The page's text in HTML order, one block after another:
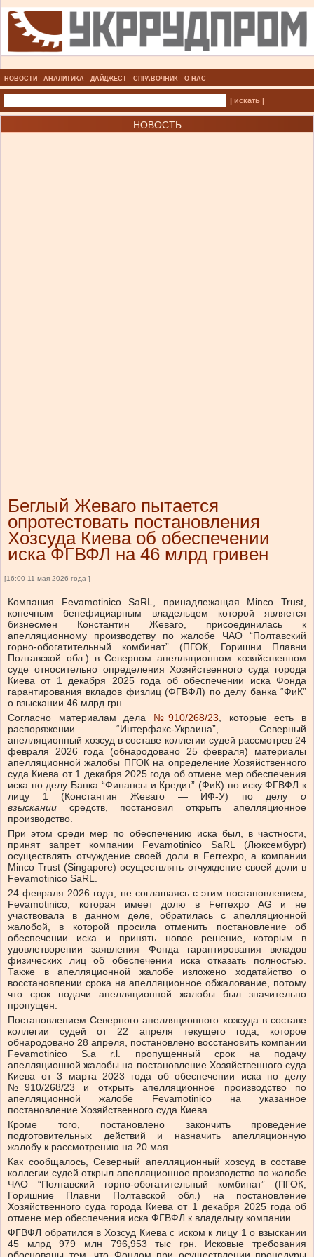
НОВОСТИ АНАЛИТИКА ДАЙДЖЕСТ СПРАВОЧНИК О НАС
| искать |
НОВОСТЬ
Беглый Жеваго пытается
опротестовать постановления
Хозсуда Киева об обеспечении
иска ФГВФЛ на 46 млрд гривен
[16:00 11 мая 2026 года ]
Компания Fevamotinico SaRL, принадлежащая Minco Trust,
конечным бенефициарным владельцем которой является
бизнесмен Константин Жеваго, присоединилась к
апелляционному производству по жалобе ЧАО “Полтавский
горно-обогатительный комбинат” (ПГОК, Горишни Плавни
Полтавской обл.) в Северном апелляционном хозяйственном
суде относительно определения Хозяйственного суда города
Киева от 1 декабря 2025 года об обеспечении иска Фонда
гарантирования вкладов физлиц (ФГВФЛ) по делу банка “ФиК”
о взыскании 46 млрд грн.
Согласно материалам дела №910/268/23, которые есть в
распоряжении “Интерфакс-Украина”, Северный
апелляционный хозсуд в составе коллегии судей рассмотрев 24
февраля 2026 года (обнародовано 25 февраля) материалы
апелляционной жалобы ПГОК на определение Хозяйственного
суда Киева от 1 декабря 2025 года об отмене мер обеспечения
иска по делу Банка “Финансы и Кредит” (ФиК) по иску ФГВФЛ к
лицу 1 (Константин Жеваго — ИФ-У) по делу о
взыскании средств, постановил открыть апелляционное
производство.
При этом среди мер по обеспечению иска был, в частности,
принят запрет компании Fevamotinico SaRL (Люксембург)
осуществлять отчуждение своей доли в Ferrexpo, а компании
Minco Trust (Singapore) осуществлять отчуждение своей доли в
Fevamotinico SaRL.
24 февраля 2026 года, не соглашаясь с этим постановлением,
Fevamotinico, которая имеет долю в Ferrexpo AG и не
участвовала в данном деле, обратилась с апелляционной
жалобой, в которой просила отменить постановление об
обеспечении иска и принять новое решение, которым в
удовлетворении заявления Фонда гарантирования вкладов
физических лиц об обеспечении иска отказать полностью.
Также в апелляционной жалобе изложено ходатайство о
восстановлении срока на апелляционное обжалование, потому
что срок подачи апелляционной жалобы был значительно
пропущен.
Постановлением Северного апелляционного хозсуда в составе
коллегии судей от 22 апреля текущего года, которое
обнародовано 28 апреля, постановлено восстановить компании
Fevamotinico S.а r.l. пропущенный срок на подачу
апелляционной жалобы на постановление Хозяйственного суда
Киева от 3 марта 2023 года об обеспечении иска по делу
№910/268/23 и открыть апелляционное производство по
апелляционной жалобе Fevamotinico на указанное
постановление Хозяйственного суда Киева.
Кроме того, постановлено закончить проведение
подготовительных действий и назначить апелляционную
жалобу к рассмотрению на 20 мая.
Как сообщалось, Северный апелляционный хозсуд в составе
коллегии судей открыл апелляционное производство по жалобе
ЧАО “Полтавский горно-обогатительный комбинат” (ПГОК,
Горишние Плавни Полтавской обл.) на постановление
Хозяйственного суда города Киева от 1 декабря 2025 года об
отмене мер обеспечения иска ФГВФЛ к владельцу компании.
ФГВФЛ обратился в Хозсуд Киева с иском к лицу 1 о взыскании
45 млрд 979 млн 796,953 тыс грн. Исковые требования